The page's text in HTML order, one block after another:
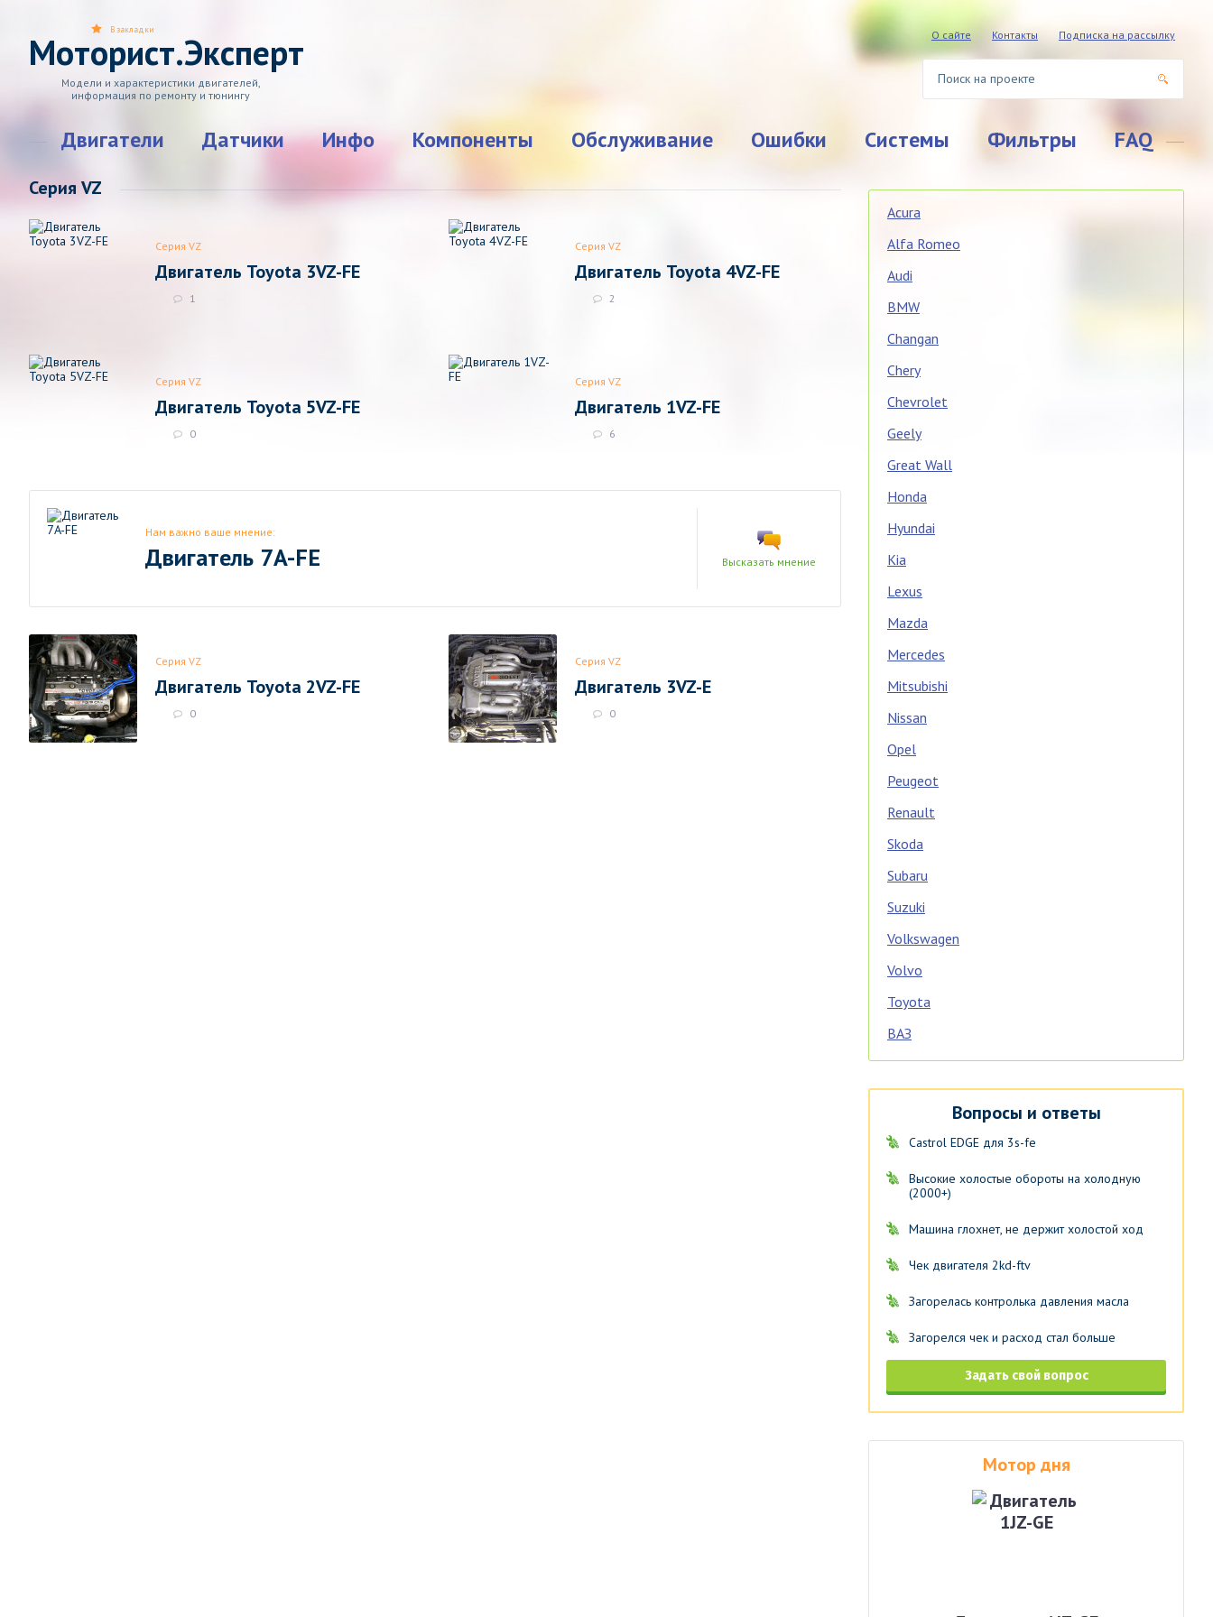
Моторист.Эксперт
Модели и характеристики двигателей,
информация по ремонту и тюнингу
О сайте Контакты Подписка на рассылку
Двигатели Датчики Инфо Компоненты Обслуживание Ошибки Системы Фильтры FAQ
В закладки
Серия VZ
Серия VZ
Двигатель Toyota 3VZ-FE
1
Серия VZ
Двигатель Toyota 4VZ-FE
2
Серия VZ
Двигатель Toyota 5VZ-FE
0
Серия VZ
Двигатель 1VZ-FE
6
Нам важно ваше мнение:
Двигатель 7A-FE Высказать мнение
Серия VZ
Двигатель Toyota 2VZ-FE
0
Серия VZ
Двигатель 3VZ-E
0
Acura
Alfa Romeo
Audi
BMW
Changan
Chery
Chevrolet
Geely
Great Wall
Honda
Hyundai
Kia
Lexus
Mazda
Mercedes
Mitsubishi
Nissan
Opel
Peugeot
Renault
Skoda
Subaru
Suzuki
Volkswagen
Volvo
Toyota
ВАЗ
Вопросы и ответы
Castrol EDGE для 3s-fe
Высокие холостые обороты на холодную
(2000+)
Машина глохнет, не держит холостой ход
Чек двигателя 2kd-ftv
Загорелась контролька давления масла
Загорелся чек и расход стал больше
Задать свой вопрос
Мотор дня